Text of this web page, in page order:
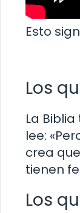
Esto
Los
La
lee:
crea
tienen
Los